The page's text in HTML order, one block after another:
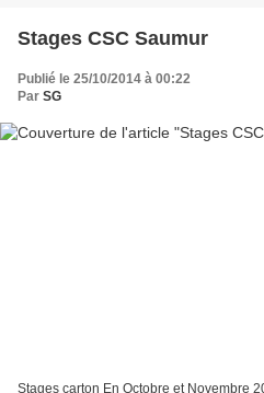
Stages CSC Saumur
Publié le 25/10/2014 à 00:22
Par SG
Stages carton En Octobre et Novembre